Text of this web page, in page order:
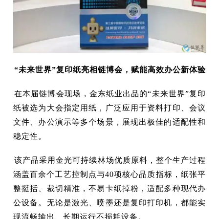
未来世界”复印纸亮相链博会，赋能高效办公新体验
本届链博会现场，金东纸业出品的“未来世界”复印
纸被选为大会指定用纸，广泛应用于资料打印、会议
文件、办公演示等多个场景，展现出极佳的适配性和
稳定性。
产品采用金光可持续林场优质原料，整个生产过程
涵盖百余个工艺控制点与40项核心品质指标，纸张平
整挺括、裁切精准，不易卡纸掉粉，适配多种现代办
公设备。无论是激光、喷墨还是复印打印机，都能实
现流畅输出、长期运行不损耗设备。